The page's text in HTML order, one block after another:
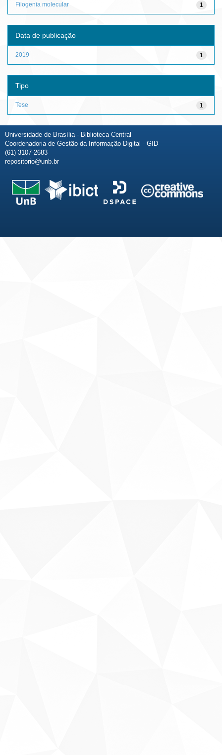
1
Filogenia molecular
Data de publicação
1
2019
Tipo
1
Tese
Universidade de Brasília - Biblioteca Central
Coordenadoria de Gestão da Informação Digital - GID
(61) 3107-2683
repositorio@unb.br